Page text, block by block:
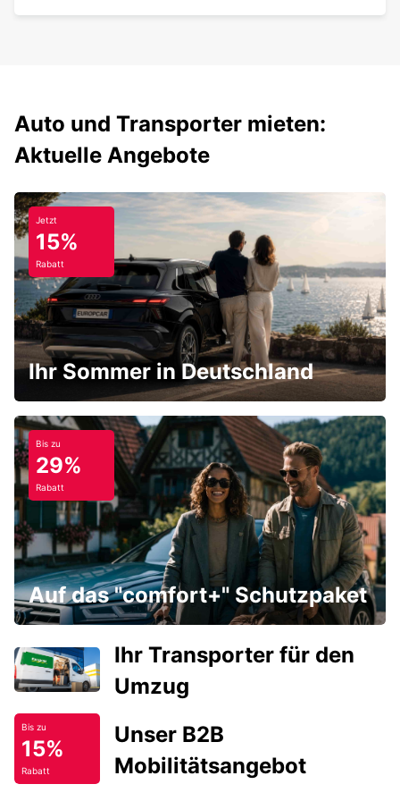
Auto und Transporter mieten:
Aktuelle Angebote
Jetzt
15%
Rabatt
Ihr Sommer in Deutschland
Bis zu
29%
Rabatt
Auf das "comfort+" Schutzpaket
Ihr Transporter für den
Umzug
Bis zu
15%
Rabatt
Unser B2B
Mobilitätsangebot